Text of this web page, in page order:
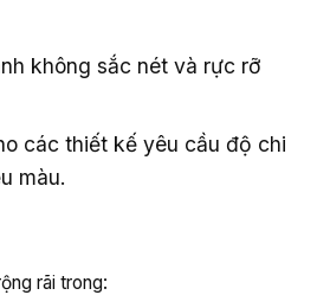
không sắc nét và rực rỡ
các thiết kế yêu cầu độ chi
màu.
rãi trong: